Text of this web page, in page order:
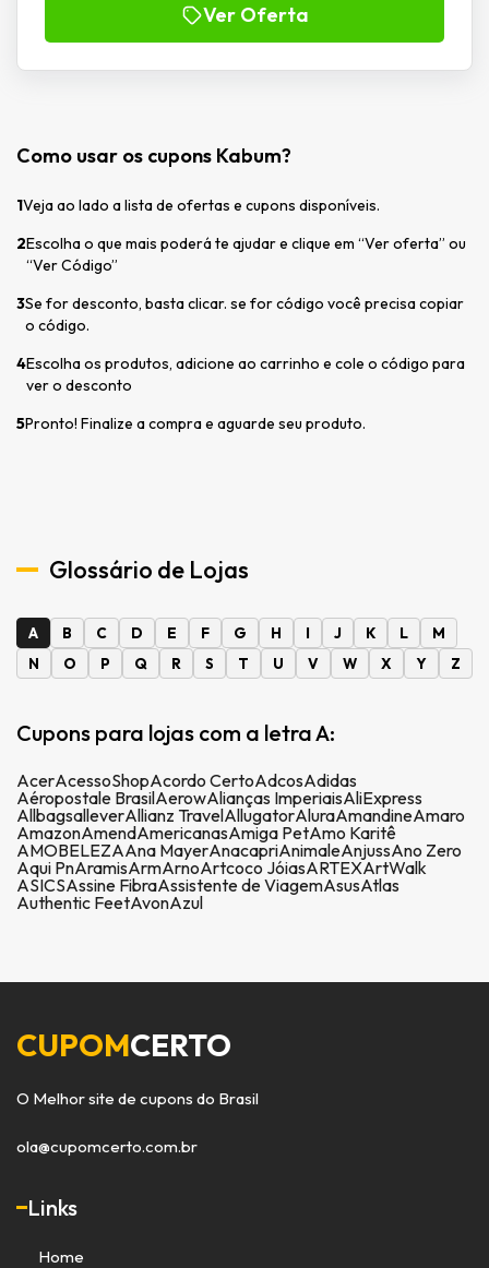
Ver Oferta
Como usar os cupons Kabum?
1Veja ao lado a lista de ofertas e cupons disponíveis.
2Escolha o que mais poderá te ajudar e clique em “Ver oferta” ou
“Ver Código”
3Se for desconto, basta clicar. se for código você precisa copiar
o código.
4Escolha os produtos, adicione ao carrinho e cole o código para
ver o desconto
5Pronto! Finalize a compra e aguarde seu produto.
Glossário de Lojas
A B C D E F G H I J K L
M
N
O P Q R S T U V W X Y Z
Cupons para lojas com a letra A:
AcerAcessoShopAcordo CertoAdcosAdidas
Aéropostale BrasilAerowAlianças ImperiaisAliExpress
AllbagsalleverAllianz TravelAllugatorAluraAmandineAmaro
AmazonAmendAmericanasAmiga PetAmo Karitê
AMOBELEZAAna MayerAnacapriAnimaleAnjussAno Zero
Aqui PnAramisArmArnoArtcoco JóiasARTEXArtWalk
ASICSAssine FibraAssistente de ViagemAsusAtlas
Authentic FeetAvonAzul
CUPOMCERTO
O Melhor site de cupons do Brasil
ola@cupomcerto.com.br
Links
Home